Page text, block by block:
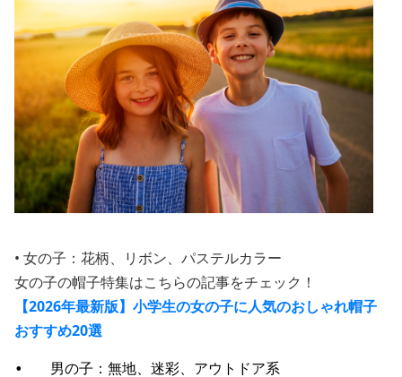
• 女の子：花柄、リボン、パステルカラー
女の子の帽子特集はこちらの記事をチェック！
【2026年最新版】小学生の女の子に人気のおしゃれ帽子
おすすめ20選